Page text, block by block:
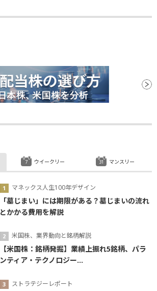
マネックス人生100年デザイン
「墓じまい」には期限がある？墓じまいの流れ
とかかる費用を解説
米国株、業界動向と銘柄解説
【米国株：銘柄発掘】業績上振れ5銘柄、パラ
ンティア・テクノロジー...
ストラテジーレポート
ウイークリー マンスリー